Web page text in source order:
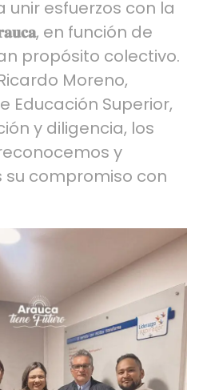
unir esfuerzos con la
, en función de
propósito colectivo.
Moreno,
Educación Superior,
y diligencia, los
y
compromiso con